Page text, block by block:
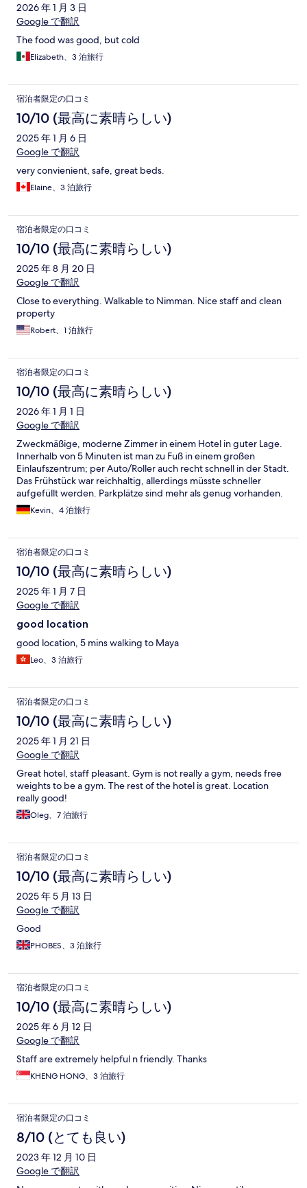
2026 年 1 月 3 日
Google で翻訳
The food was good, but cold
Elizabeth、3 泊旅行
宿泊者限定の口コミ
10/10 (最高に素晴らしい)
2025 年 1 月 6 日
Google で翻訳
very convienient, safe, great beds.
Elaine、3 泊旅行
宿泊者限定の口コミ
10/10 (最高に素晴らしい)
2025 年 8 月 20 日
Google で翻訳
Close to everything. Walkable to Nimman. Nice staff and clean
property
Robert、1 泊旅行
宿泊者限定の口コミ
10/10 (最高に素晴らしい)
2026 年 1 月 1 日
Google で翻訳
Zweckmäßige, moderne Zimmer in einem Hotel in guter Lage.
Innerhalb von 5 Minuten ist man zu Fuß in einem großen
Einlaufszentrum; per Auto/Roller auch recht schnell in der Stadt.
Das Frühstück war reichhaltig, allerdings müsste schneller
aufgefüllt werden. Parkplätze sind mehr als genug vorhanden.
Kevin、4 泊旅行
宿泊者限定の口コミ
10/10 (最高に素晴らしい)
2025 年 1 月 7 日
Google で翻訳
good location
good location, 5 mins walking to Maya
Leo、3 泊旅行
宿泊者限定の口コミ
10/10 (最高に素晴らしい)
2025 年 1 月 21 日
Google で翻訳
Great hotel, staff pleasant. Gym is not really a gym, needs free
weights to be a gym. The rest of the hotel is great. Location
really good!
Oleg、7 泊旅行
宿泊者限定の口コミ
10/10 (最高に素晴らしい)
2025 年 5 月 13 日
Google で翻訳
Good
PHOBES、3 泊旅行
宿泊者限定の口コミ
10/10 (最高に素晴らしい)
2025 年 6 月 12 日
Google で翻訳
Staff are extremely helpful n friendly. Thanks
KHENG HONG、3 泊旅行
宿泊者限定の口コミ
8/10 (とても良い)
2023 年 12 月 10 日
Google で翻訳